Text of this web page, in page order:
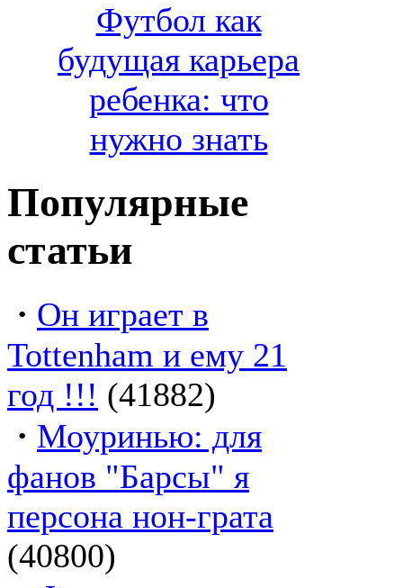
Футбол как
будущая карьера
ребенка: что
нужно знать
Популярные
статьи
· Он играет в
Tottenham и ему 21
год !!! (41882)
· Моуринью: для
фанов "Барсы" я
персона нон-грата
(40800)